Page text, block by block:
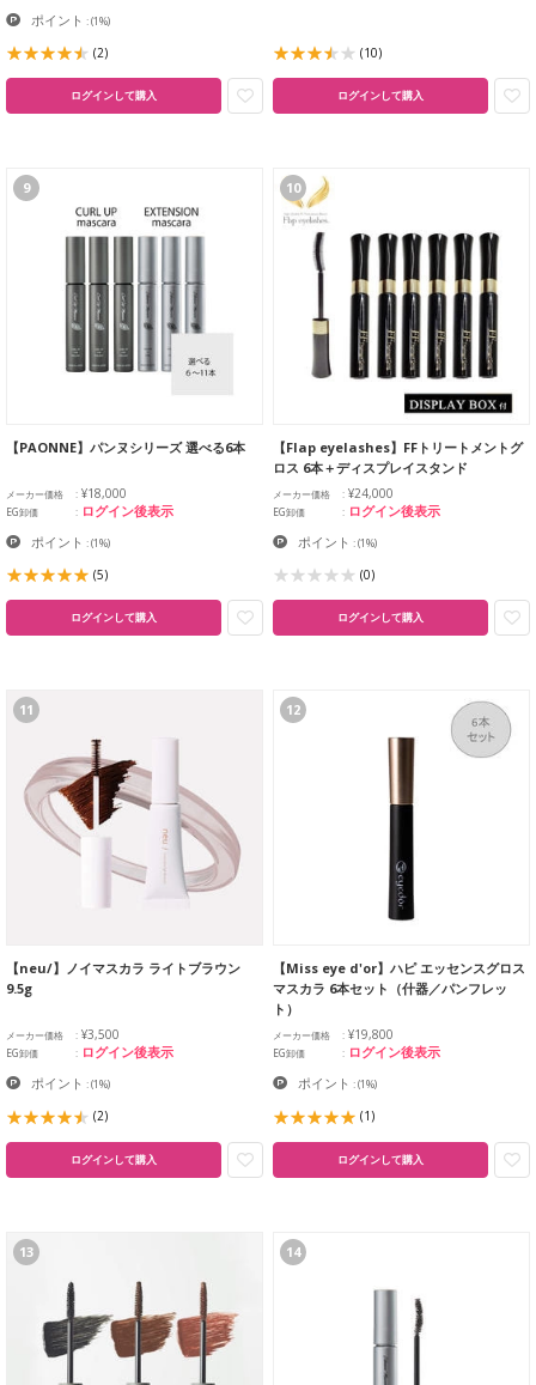
ポイント :(1%)
(2)
ログインして購入
(10)
ログインして購入
9
【PAONNE】パンヌシリーズ 選べる6本
メーカー価格 ¥18,000
EG卸価 ログイン後表示
ポイント :(1%)
(5)
ログインして購入
10
【Flap eyelashes】FFトリートメントグ
ロス 6本＋ディスプレイスタンド
メーカー価格 ¥24,000
EG卸価 ログイン後表示
ポイント :(1%)
(0)
ログインして購入
11
【neu/】ノイマスカラ ライトブラウン
9.5g
メーカー価格 ¥3,500
EG卸価 ログイン後表示
ポイント :(1%)
(2)
ログインして購入
12
【Miss eye d'or】ハピ エッセンスグロス
マスカラ 6本セット（什器／パンフレッ
ト）
メーカー価格 ¥19,800
EG卸価 ログイン後表示
ポイント :(1%)
(1)
ログインして購入
13 14